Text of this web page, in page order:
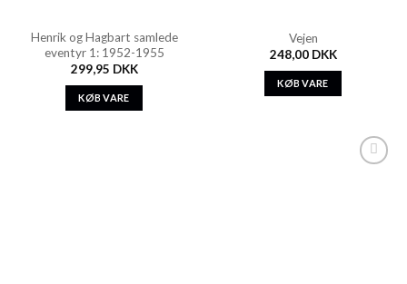
Henrik og Hagbart samlede
eventyr 1: 1952-1955
299,95 DKK
KØB VARE
Vejen
248,00 DKK
KØB VARE